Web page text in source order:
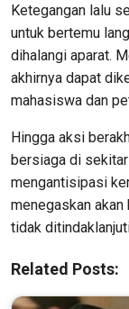
Ketegangan lalu
untuk bertemu
dihalangi aparat.
akhirnya dapat
mahasiswa dan
Hingga aksi
bersiaga di
mengantisipasi
menegaskan akan
tidak
Related Posts: